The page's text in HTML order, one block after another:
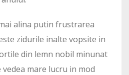
alina putin frustrarea
zidurile inalte vopsite in
din lemn nobil minunat
mare lucru in mod